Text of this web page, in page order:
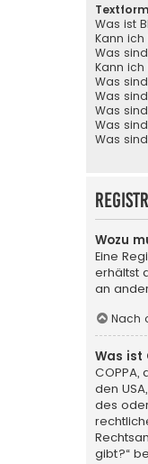
Was ist
Kann ich
Was
Kann ich
Was
Was
Was
Was
Was
Wozu
Eine
erhältst
an
Nach
Was ist
den
des
gibt?“